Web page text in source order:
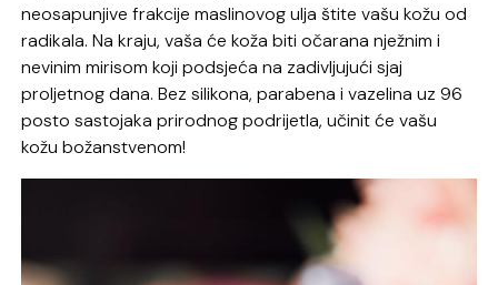
neosapunjive frakcije maslinovog ulja štite vašu kožu od
radikala. Na kraju, vaša će koža biti očarana nježnim i
nevinim mirisom koji podsjeća na zadivljujući sjaj
proljetnog dana. Bez silikona, parabena i vazelina uz 96
posto sastojaka prirodnog podrijetla, učinit će vašu
kožu božanstvenom!